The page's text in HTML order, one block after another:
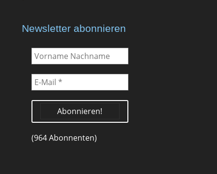
Newsletter abonnieren
Vorname
Nachname
E-
Mail
(964 Abonnenten)